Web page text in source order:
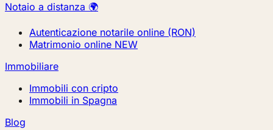
Notaio a distanza 🌍
Autenticazione notarile online (RON)
Matrimonio online NEW
Immobiliare
Immobili con cripto
Immobili in Spagna
Blog